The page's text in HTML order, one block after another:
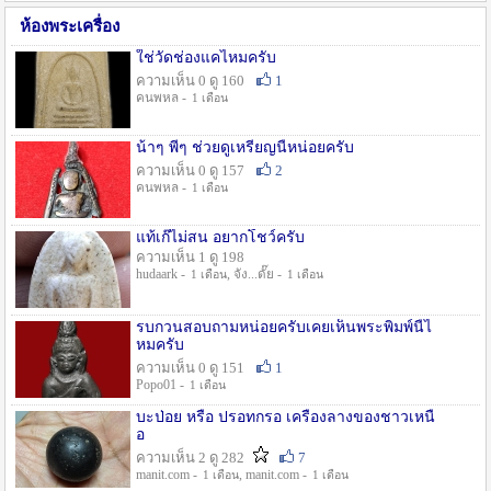
ห้องพระเครื่อง
ใช่วัดช่องแคไหมครับ
ความเห็น 0 ดู 160
1
คนพหล - 1 เดือน
น้าๆ พี่ๆ ช่วยดูเหรียญนี้หน่อยครับ
ความเห็น 0 ดู 157
2
คนพหล - 1 เดือน
แท้เก๊ไม่สน อยากโชว์ครับ
ความเห็น 1 ดู 198
hudaark - 1 เดือน, จัง...ดั๊ย - 1 เดือน
รบกวนสอบถามหน่อยครับเคยเห็นพระพิมพ์นี้ไ
หมครับ
ความเห็น 0 ดู 151
1
Popo01 - 1 เดือน
บะป่อย หรือ ปรอทกรอ เครื่องลางของชาวเหนื
อ
ความเห็น 2 ดู 282
7
manit.com - 1 เดือน, manit.com - 1 เดือน